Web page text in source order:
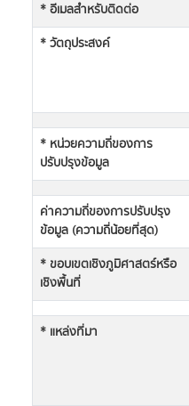
* อีเมลสำหรับติดต่อ
* วัตถุประสงค์
* หน่วยความถี่ของการ
ปรับปรุงข้อมูล
ค่าความถี่ของการปรับปรุง
ข้อมูล (ความถี่น้อยที่สุด)
* ขอบเขตเชิงภูมิศาสตร์หรือ
เชิงพื้นที่
* แหล่งที่มา